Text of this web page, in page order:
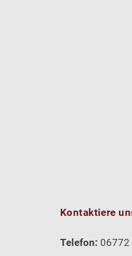
Kontaktiere
Telefon: 06772